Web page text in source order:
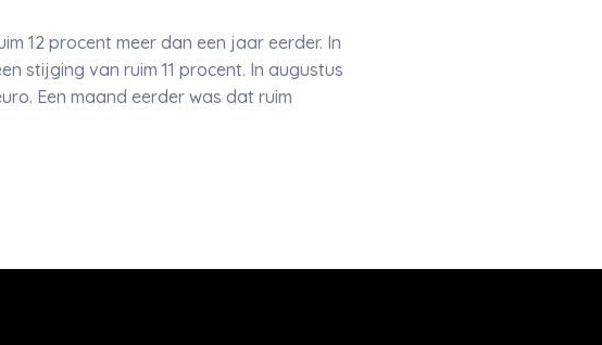
12 procent meer dan een jaar eerder. In
stijging van ruim 11 procent. In augustus
Een maand eerder was dat ruim